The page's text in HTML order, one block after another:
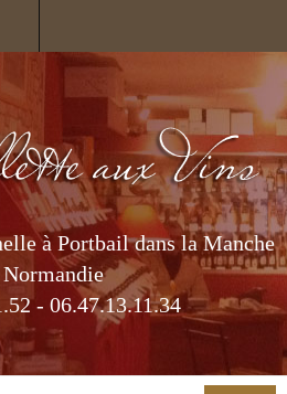
à Portbail dans la Manche
Normandie
- 06.47.13.11.34